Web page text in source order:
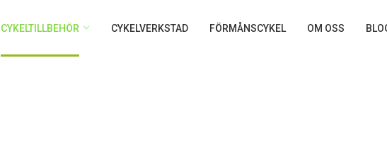
CYKELTILLBEHÖR CYKELVERKSTAD FÖRMÅNSCYKEL OM OSS